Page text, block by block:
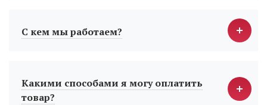
С кем мы работаем?
Какими способами я могу оплатить
товар?